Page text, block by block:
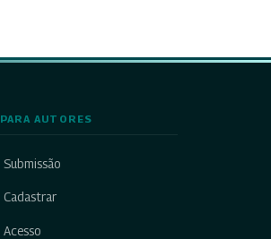
PARA AUTORES
Submissão
Cadastrar
Acesso